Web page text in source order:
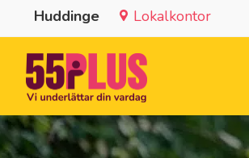
Huddinge Lokalkontor